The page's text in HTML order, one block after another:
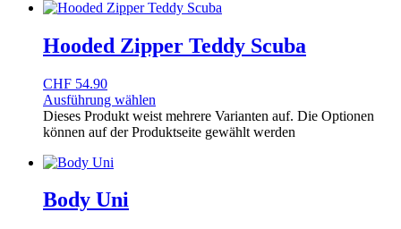
Hooded Zipper Teddy Scuba
CHF 54.90
Ausführung wählen
Dieses Produkt weist mehrere Varianten auf. Die Optionen
können auf der Produktseite gewählt werden
Body Uni